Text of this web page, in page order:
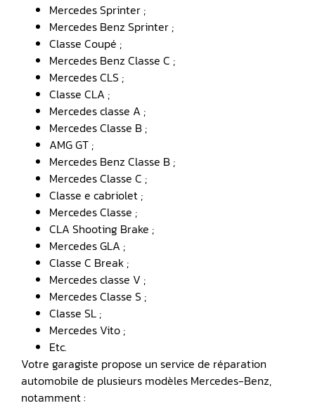
Mercedes Sprinter ;
Mercedes Benz Sprinter ;
Classe Coupé ;
Mercedes Benz Classe C ;
Mercedes CLS ;
Classe CLA ;
Mercedes classe A ;
Mercedes Classe B ;
AMG GT ;
Mercedes Benz Classe B ;
Mercedes Classe C ;
Classe e cabriolet ;
Mercedes Classe ;
CLA Shooting Brake ;
Mercedes GLA ;
Classe C Break ;
Mercedes classe V ;
Mercedes Classe S ;
Classe SL ;
Mercedes Vito ;
Etc.
Votre garagiste propose un service de réparation
automobile de plusieurs modèles Mercedes-Benz,
notamment :